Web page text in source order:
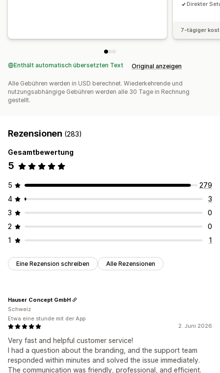
Direkter
7-tägiger
Enthält automatisch übersetzten Text Original anzeigen
Alle Gebühren werden in USD berechnet. Wiederkehrende und
nutzungsabhängige Gebühren werden alle 30 Tage in Rechnung
gestellt.
Rezensionen (283)
Gesamtbewertung
5
5
279
4
3
3
0
2
0
1
1
Eine Rezension schreiben Alle Rezensionen
2. Juni 2026
Very fast and helpful customer service!
I had a question about the branding, and the support team
responded within minutes and solved the issue immediately.
The communication was friendly, professional, and efficient.
Hauser Concept GmbH
Schweiz
Etwa eine stunde mit der App